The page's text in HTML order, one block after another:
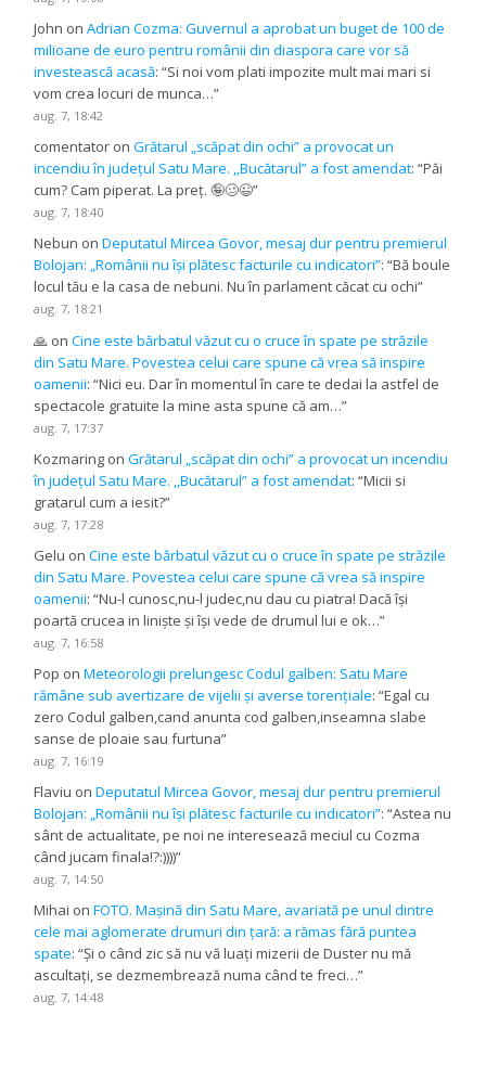
John onAdrian Cozma: Guvernul a aprobat un buget de 100 de
milioane de euro pentru românii din diaspora care vor să
investească acasă: “Si noi vom plati impozite mult mai mari si
vom crea locuri de munca…”
aug. 7, 18:42
comentator onGrătarul „scăpat din ochi” a provocat un
incendiu în județul Satu Mare. ,,Bucătarul” a fost amendat: “Păi
cum? Cam piperat. La preț. 🤪🥴😉”
aug. 7, 18:40
Nebun onDeputatul Mircea Govor, mesaj dur pentru premierul
Bolojan: „Românii nu își plătesc facturile cu indicatori”: “Bă boule
locul tău e la casa de nebuni. Nu în parlament căcat cu ochi”
aug. 7, 18:21
🙏 onCine este bărbatul văzut cu o cruce în spate pe străzile
din Satu Mare. Povestea celui care spune că vrea să inspire
oamenii: “Nici eu. Dar în momentul în care te dedai la astfel de
spectacole gratuite la mine asta spune că am…”
aug. 7, 17:37
Kozmaring onGrătarul „scăpat din ochi” a provocat un incendiu
în județul Satu Mare. ,,Bucătarul” a fost amendat: “Micii si
gratarul cum a iesit?”
aug. 7, 17:28
Gelu onCine este bărbatul văzut cu o cruce în spate pe străzile
din Satu Mare. Povestea celui care spune că vrea să inspire
oamenii: “Nu-l cunosc,nu-l judec,nu dau cu piatra! Dacă își
poartă crucea in liniște și își vede de drumul lui e ok…”
aug. 7, 16:58
Pop onMeteorologii prelungesc Codul galben: Satu Mare
rămâne sub avertizare de vijelii și averse torențiale: “Egal cu
zero Codul galben,cand anunta cod galben,inseamna slabe
sanse de ploaie sau furtuna”
aug. 7, 16:19
Flaviu onDeputatul Mircea Govor, mesaj dur pentru premierul
Bolojan: „Românii nu își plătesc facturile cu indicatori”: “Astea nu
sânt de actualitate, pe noi ne interesează meciul cu Cozma
când jucam finala!?:))))”
aug. 7, 14:50
Mihai onFOTO. Mașină din Satu Mare, avariată pe unul dintre
cele mai aglomerate drumuri din țară: a rămas fără puntea
spate: “Și o când zic să nu vă luați mizerii de Duster nu mă
ascultați, se dezmembrează numa când te freci…”
aug. 7, 14:48